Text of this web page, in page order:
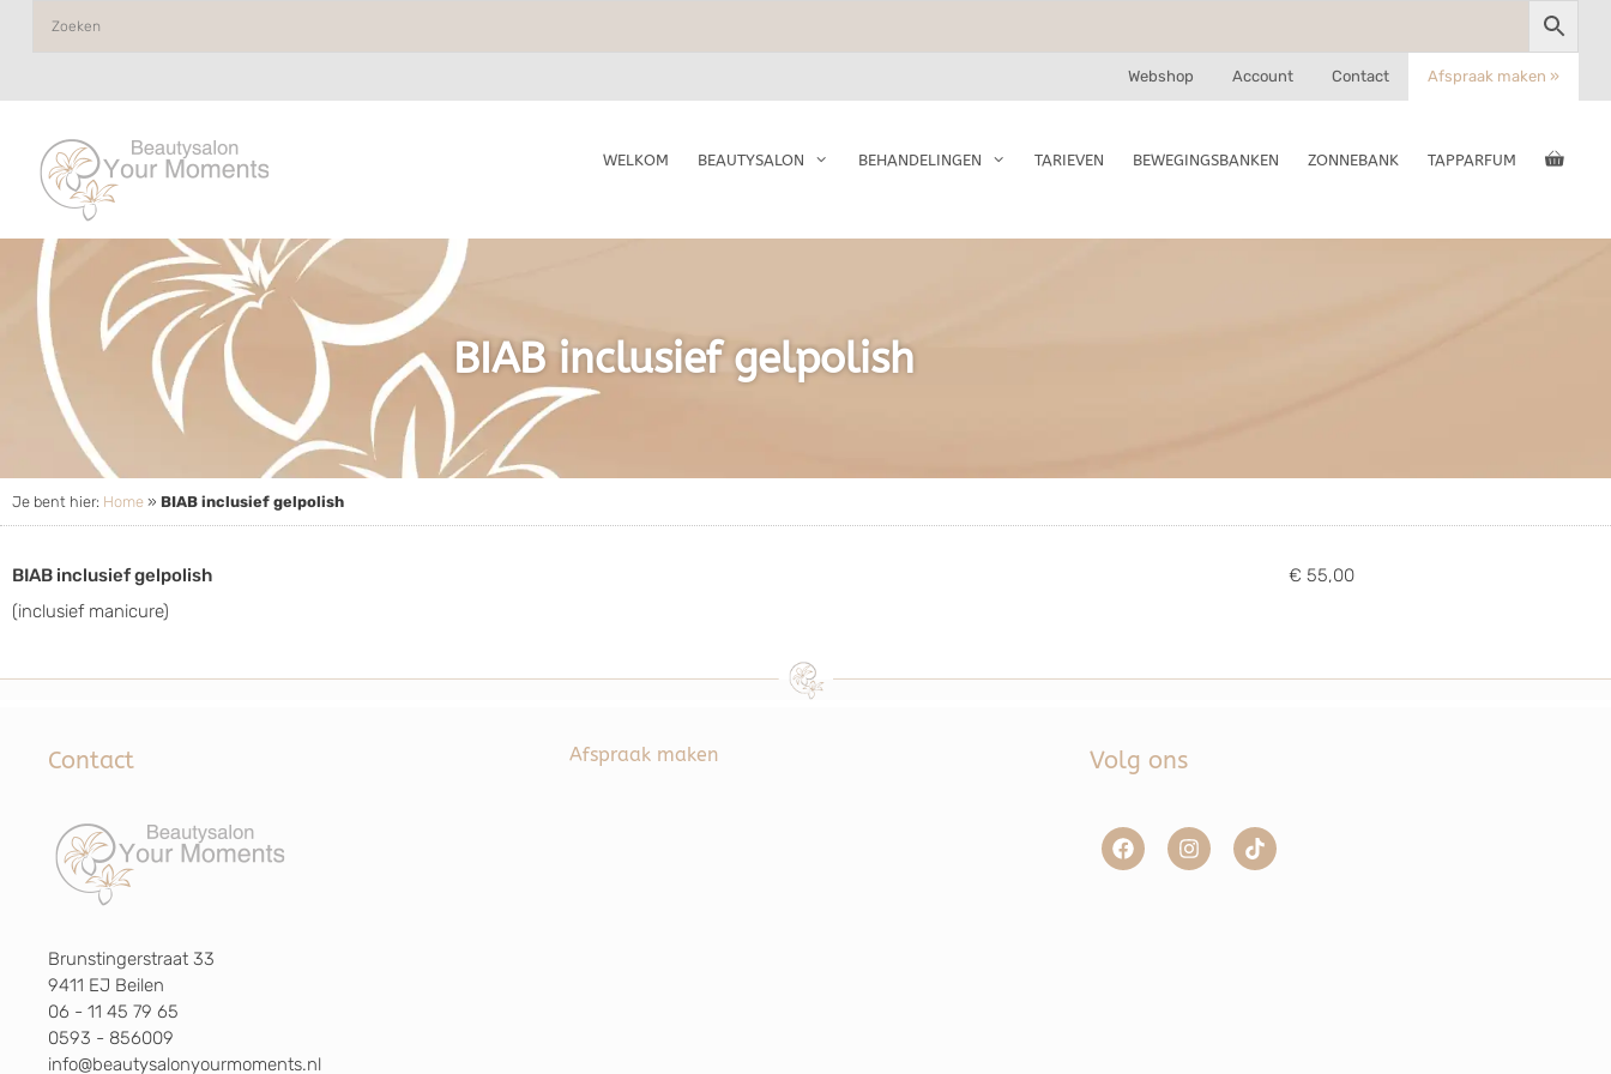
Webshop Account Contact Afspraak maken »
WELKOM BEAUTYSALON BEHANDELINGEN TARIEVEN BEWEGINGSBANKEN ZONNEBANK TAPPARFUM
BIAB inclusief gelpolish
Je bent hier: Home » BIAB inclusief gelpolish
BIAB inclusief gelpolish
€ 55,00
(inclusief manicure)
Contact
Brunstingerstraat 33
9411 EJ Beilen
06 - 11 45 79 65
0593 - 856009
info@beautysalonyourmoments.nl
Afspraak maken Volg ons